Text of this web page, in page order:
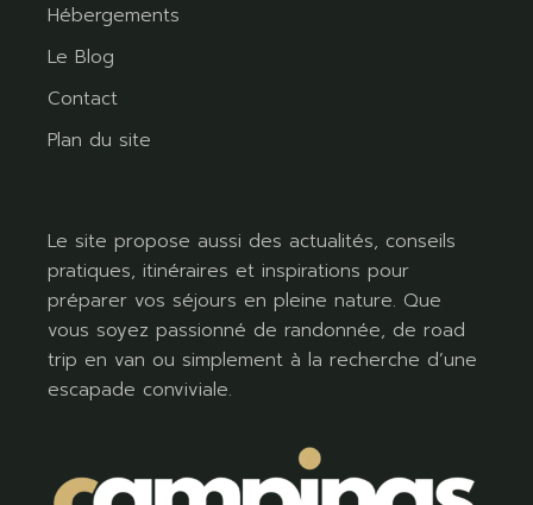
Hébergements
Le Blog
Contact
Plan du site
Le site propose aussi des actualités, conseils
pratiques, itinéraires et inspirations pour
préparer vos séjours en pleine nature. Que
vous soyez passionné de randonnée, de road
trip en van ou simplement à la recherche d’une
escapade conviviale.